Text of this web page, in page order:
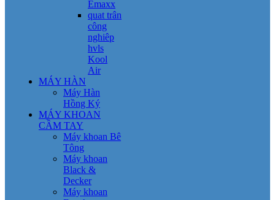
Emaxx
quat trân
công
nghiêp
hvls
Kool
Air
MÁY HÀN
Máy Hàn
Hồng Ký
MÁY KHOAN
CẦM TAY
Máy khoan Bê
Tông
Máy khoan
Black &
Decker
Máy khoan